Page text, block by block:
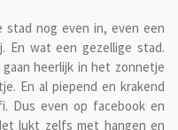
stad nog even in, even een
En wat een gezellige stad.
heerlijk in het zonnetje
En al piepend en krakend
Dus even op facebook en
lukt zelfs met hangen en